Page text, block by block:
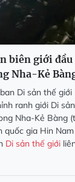
biên giới
Nha-Kẻ
Di sản thế giới
ranh giới Di
Nha-Kẻ Bàng
quốc gia Hin
Di sản thế giới